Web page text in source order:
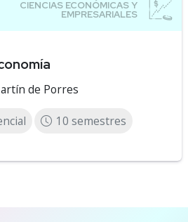
de Porres
10 semestres